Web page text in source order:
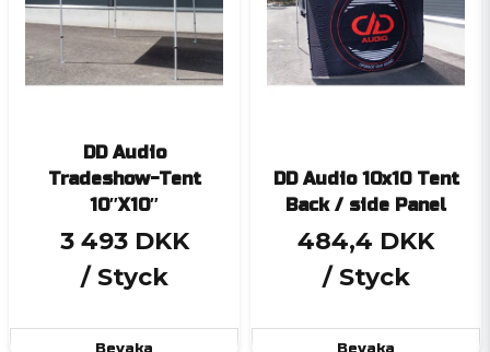
DD Audio
Tradeshow-Tent
10″X10″
3 493 DKK
/ Styck
Bevaka
DD Audio 10x10 Tent
Back / side Panel
484,4 DKK
/ Styck
Bevaka